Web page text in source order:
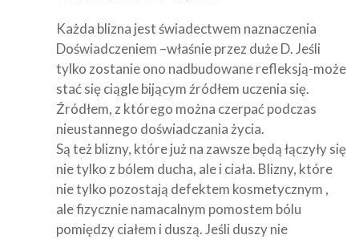
Każda blizna jest świadectwem naznaczenia
Doświadczeniem –właśnie przez duże D. Jeśli
tylko zostanie ono nadbudowane refleksją-może
stać się ciągle bijącym źródłem uczenia się.
Źródłem, z którego można czerpać podczas
nieustannego doświadczania życia.
Są też blizny, które już na zawsze będą łączyły się
nie tylko z bólem ducha, ale i ciała. Blizny, które
nie tylko pozostają defektem kosmetycznym ,
ale fizycznie namacalnym pomostem bólu
pomiędzy ciałem i duszą. Jeśli duszy nie